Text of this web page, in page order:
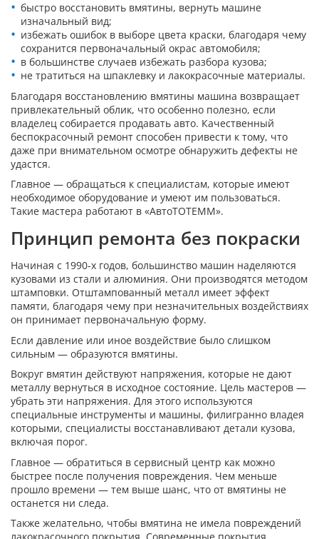
быстро восстановить вмятины, вернуть машине
изначальный вид;
избежать ошибок в выборе цвета краски, благодаря чему
сохранится первоначальный окрас автомобиля;
в большинстве случаев избежать разбора кузова;
не тратиться на шпаклевку и лакокрасочные материалы.
Благодаря восстановлению вмятины машина возвращает
привлекательный облик, что особенно полезно, если
владелец собирается продавать авто. Качественный
беспокрасочный ремонт способен привести к тому, что
даже при внимательном осмотре обнаружить дефекты не
удастся.
Главное — обращаться к специалистам, которые имеют
необходимое оборудование и умеют им пользоваться.
Такие мастера работают в «АвтоТОТЕММ».
Принцип ремонта без покраски
Начиная с 1990-х годов, большинство машин наделяются
кузовами из стали и алюминия. Они производятся методом
штамповки. Отштампованный металл имеет эффект
памяти, благодаря чему при незначительных воздействиях
он принимает первоначальную форму.
Если давление или иное воздействие было слишком
сильным — образуются вмятины.
Вокруг вмятин действуют напряжения, которые не дают
металлу вернуться в исходное состояние. Цель мастеров —
убрать эти напряжения. Для этого используются
специальные инструменты и машины, филигранно владея
которыми, специалисты восстанавливают детали кузова,
включая порог.
Главное — обратиться в сервисный центр как можно
быстрее после получения повреждения. Чем меньше
прошло времени — тем выше шанс, что от вмятины не
останется ни следа.
Также желательно, чтобы вмятина не имела повреждений